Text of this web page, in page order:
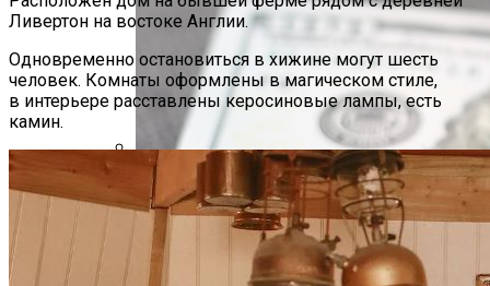
МЗКТ Объявил О Возобновлении
Выпуска Автобусов «Неман»
Ливертон на востоке Англии.
Одновременно остановиться в хижине могут шесть
человек. Комнаты оформлены в магическом стиле,
в интерьере расставлены керосиновые лампы, есть
камин.